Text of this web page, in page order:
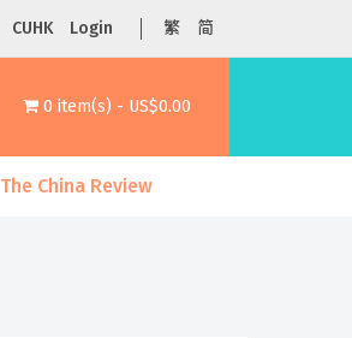
CUHK Login 繁 简
0 item(s) - US$0.00
The China Review